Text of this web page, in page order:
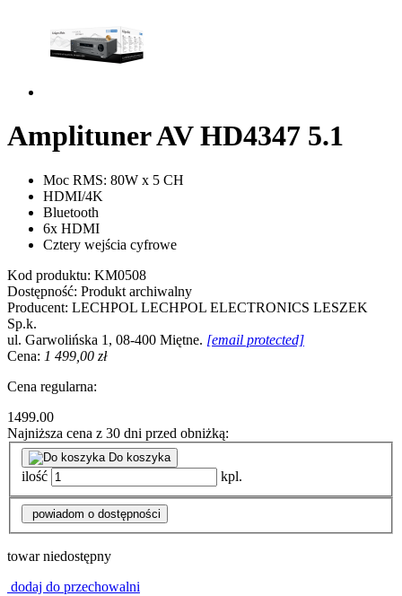
Amplituner AV HD4347 5.1
Moc RMS: 80W x 5 CH
HDMI/4K
Bluetooth
6x HDMI
Cztery wejścia cyfrowe
Kod produktu: KM0508
Dostępność: Produkt archiwalny
Producent: LECHPOL LECHPOL ELECTRONICS LESZEK
Sp.k.
ul. Garwolińska 1, 08-400 Miętne. [email protected]
Cena: 1 499,00 zł
Cena regularna:
1499.00
Najniższa cena z 30 dni przed obniżką:
Do koszyka
ilość kpl.
powiadom o dostępności
towar niedostępny
dodaj do przechowalni